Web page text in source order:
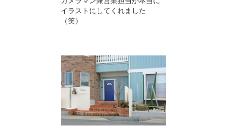
イラストにしてくれました
（笑）